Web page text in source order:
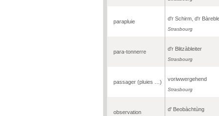
parapluie d'r Schirm, d'r
Strasbourg
para-tonnerre d'r Blitzàbleiter
Strasbourg
passager (pluies …) voriwwergehend
Strasbourg
observation d' Beobàchtùng